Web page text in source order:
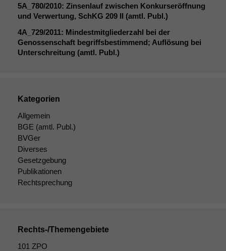
5A_780/2010: Zinsenlauf zwischen Konkurseröffnung
und Verwertung, SchKG 209 II (amtl. Publ.)
4A_729/2011: Mindestmitgliederzahl bei der
Genossenschaft begriffsbestimmend; Auflösung bei
Unterschreitung (amtl. Publ.)
Kategorien
Allgemein
BGE (amtl. Publ.)
BVGer
Diverses
Gesetzgebung
Publikationen
Rechtsprechung
Rechts-/Themengebiete
101 ZPO